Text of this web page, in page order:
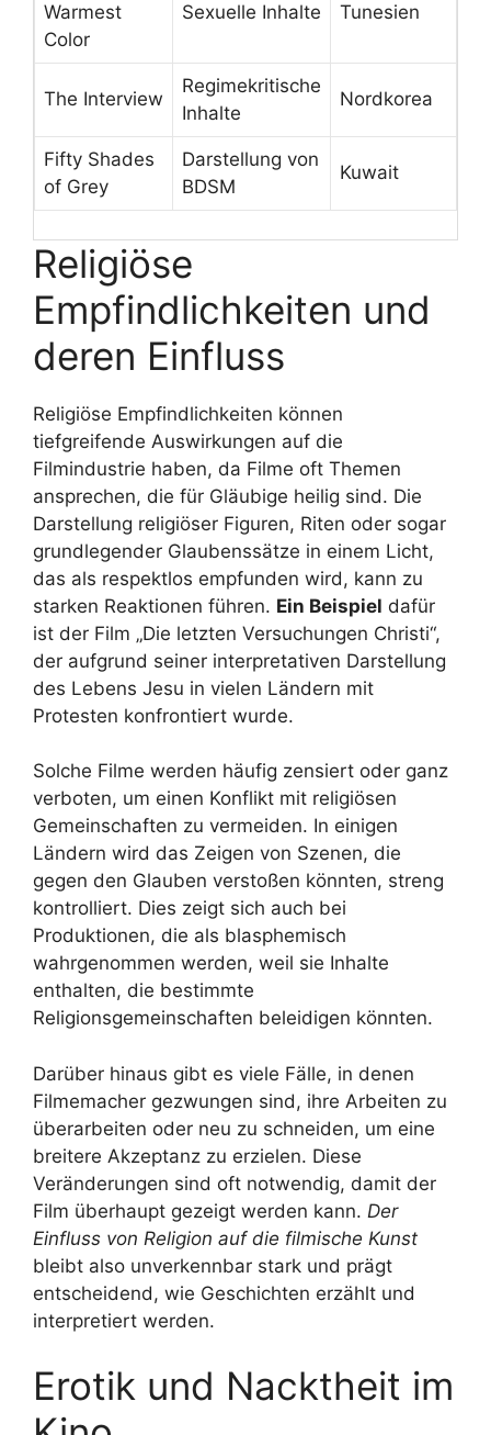
Warmest
Color
Sexuelle Inhalte Tunesien
The Interview
Regimekritische
Inhalte
Nordkorea
Fifty Shades
of Grey
Darstellung von
BDSM
Kuwait
Religiöse
Empfindlichkeiten und
deren Einfluss
Religiöse Empfindlichkeiten können
tiefgreifende Auswirkungen auf die
Filmindustrie haben, da Filme oft Themen
ansprechen, die für Gläubige heilig sind. Die
Darstellung religiöser Figuren, Riten oder sogar
grundlegender Glaubenssätze in einem Licht,
das als respektlos empfunden wird, kann zu
starken Reaktionen führen. Ein Beispiel dafür
ist der Film „Die letzten Versuchungen Christi“,
der aufgrund seiner interpretativen Darstellung
des Lebens Jesu in vielen Ländern mit
Protesten konfrontiert wurde.
Solche Filme werden häufig zensiert oder ganz
verboten, um einen Konflikt mit religiösen
Gemeinschaften zu vermeiden. In einigen
Ländern wird das Zeigen von Szenen, die
gegen den Glauben verstoßen könnten, streng
kontrolliert. Dies zeigt sich auch bei
Produktionen, die als blasphemisch
wahrgenommen werden, weil sie Inhalte
enthalten, die bestimmte
Religionsgemeinschaften beleidigen könnten.
Darüber hinaus gibt es viele Fälle, in denen
Filmemacher gezwungen sind, ihre Arbeiten zu
überarbeiten oder neu zu schneiden, um eine
breitere Akzeptanz zu erzielen. Diese
Veränderungen sind oft notwendig, damit der
Film überhaupt gezeigt werden kann. Der
Einfluss von Religion auf die filmische Kunst
bleibt also unverkennbar stark und prägt
entscheidend, wie Geschichten erzählt und
interpretiert werden.
Erotik und Nacktheit im